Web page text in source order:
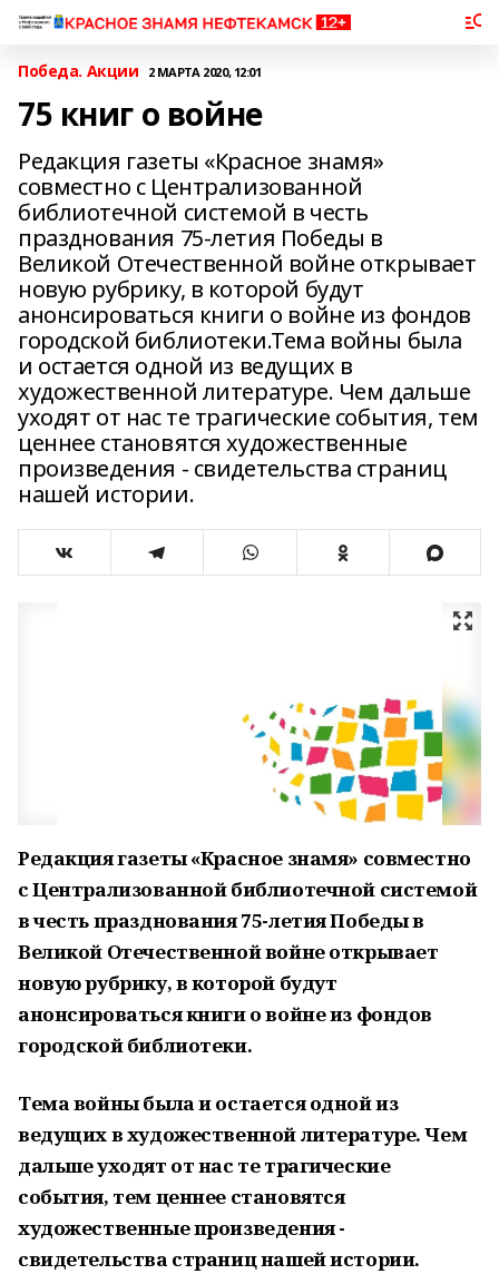
Победа. Акции 2 МАРТА 2020, 12:01
75 книг о войне
Редакция газеты «Красное знамя»
совместно с Централизованной
библиотечной системой в честь
празднования 75-летия Победы в
Великой Отечественной войне открывает
новую рубрику, в которой будут
анонсироваться книги о войне из фондов
городской библиотеки.Тема войны была
и остается одной из ведущих в
художественной литературе. Чем дальше
уходят от нас те трагические события, тем
ценнее становятся художественные
произведения - свидетельства страниц
нашей истории.
Редакция газеты «Красное знамя» совместно
с Централизованной библиотечной системой
в честь празднования 75-летия Победы в
Великой Отечественной войне открывает
новую рубрику, в которой будут
анонсироваться книги о войне из фондов
городской библиотеки.
Тема войны была и остается одной из
ведущих в художественной литературе. Чем
дальше уходят от нас те трагические
события, тем ценнее становятся
художественные произведения -
свидетельства страниц нашей истории.